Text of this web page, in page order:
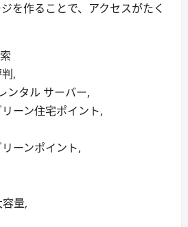
を作ることで、アクセスがたく
,
ンタル サーバー,
ーン住宅ポイント,
ーンポイント,
量,